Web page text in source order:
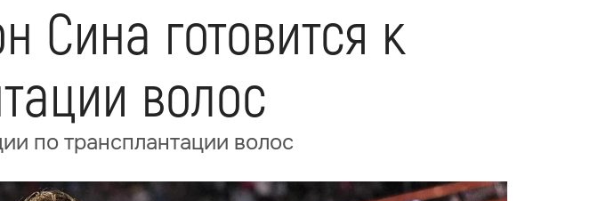
готовится к
волос
по трансплантации волос